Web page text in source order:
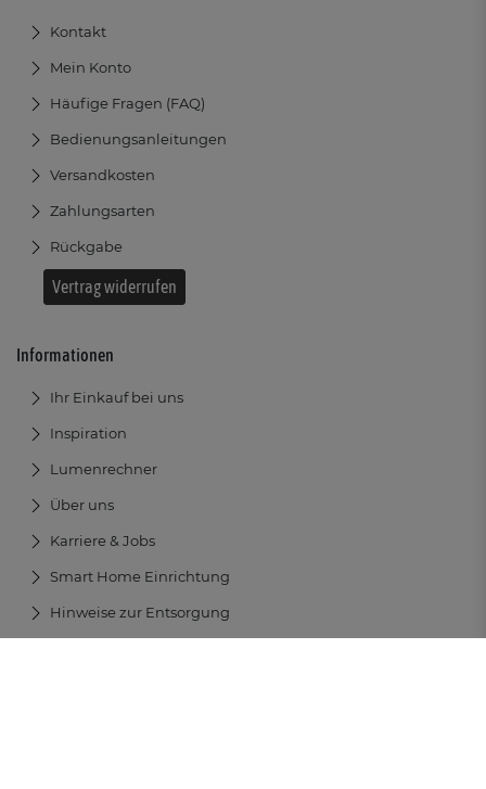
Kontakt
Mein Konto
Häufige Fragen (FAQ)
Bedienungsanleitungen
Versandkosten
Zahlungsarten
Rückgabe
Vertrag widerrufen
Informationen
Ihr Einkauf bei uns
Inspiration
Lumenrechner
Über uns
Karriere & Jobs
Smart Home Einrichtung
Hinweise zur Entsorgung